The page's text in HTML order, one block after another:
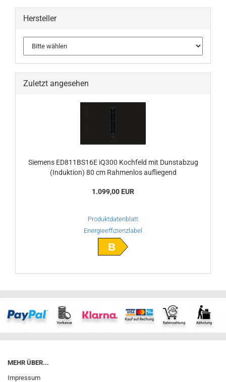
Hersteller
Zuletzt angesehen
Siemens ED811BS16E iQ300 Kochfeld mit Dunstabzug
(Induktion) 80 cm Rahmenlos aufliegend
1.099,00 EUR
Produktdatenblatt
Energieeffizienzlabel
B
MEHR ÜBER...
Impressum